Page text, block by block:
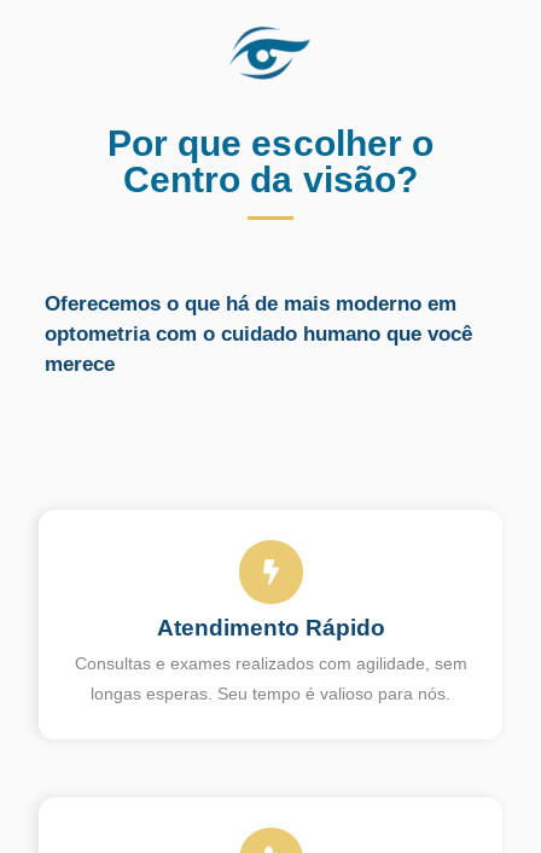
Por que escolher o
Centro da visão?
Oferecemos o que há de mais moderno em
optometria com o cuidado humano que você
merece
Atendimento Rápido
Consultas e exames realizados com agilidade, sem
longas esperas. Seu tempo é valioso para nós.